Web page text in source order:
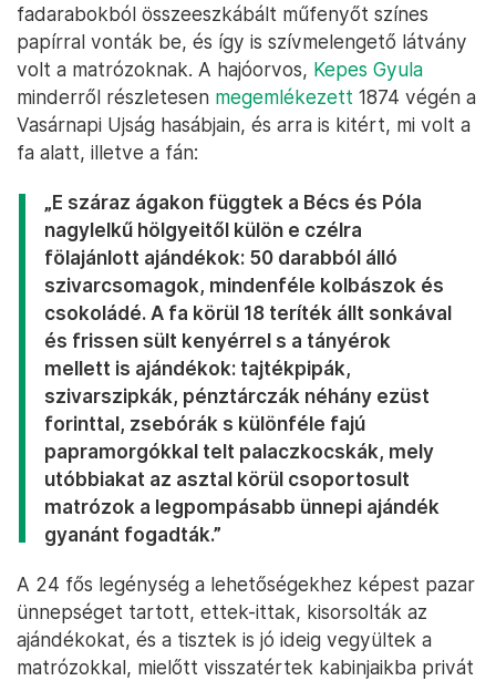
fadarabokból összeeszkábált műfenyőt színes
papírral vonták be, és így is szívmelengető látvány
volt a matrózoknak. A hajóorvos, Kepes Gyula
minderről részletesen megemlékezett 1874 végén a
Vasárnapi Ujság hasábjain, és arra is kitért, mi volt a
fa alatt, illetve a fán:
„E száraz ágakon függtek a Bécs és Póla
nagylelkű hölgyeitől külön e czélra
fölajánlott ajándékok: 50 darabból álló
szivarcsomagok, mindenféle kolbászok és
csokoládé. A fa körül 18 teríték állt sonkával
és frissen sült kenyérrel s a tányérok
mellett is ajándékok: tajtékpipák,
szivarszipkák, pénztárczák néhány ezüst
forinttal, zsebórák s különféle fajú
papramorgókkal telt palaczkocskák, mely
utóbbiakat az asztal körül csoportosult
matrózok a legpompásabb ünnepi ajándék
gyanánt fogadták.”
A 24 fős legénység a lehetőségekhez képest pazar
ünnepséget tartott, ettek-ittak, kisorsolták az
ajándékokat, és a tisztek is jó ideig vegyültek a
matrózokkal, mielőtt visszatértek kabinjaikba privát